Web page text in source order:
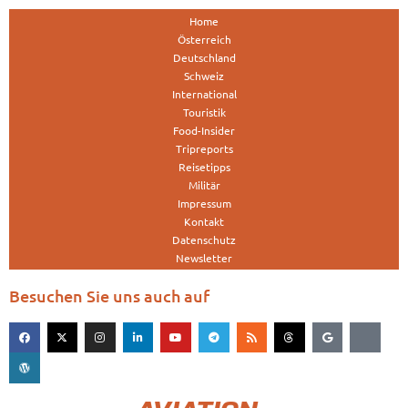
Home
Österreich
Deutschland
Schweiz
International
Touristik
Food-Insider
Tripreports
Reisetipps
Militär
Impressum
Kontakt
Datenschutz
Newsletter
Besuchen Sie uns auch auf